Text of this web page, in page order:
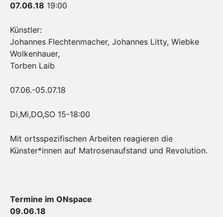
07.06.18 19:00
Künstler:
Johannes Flechtenmacher, Johannes Litty, Wiebke
Wolkenhauer,
Torben Laib
07.06.-05.07.18
Di,Mi,DO,SO 15-18:00
Mit ortsspezifischen Arbeiten reagieren die
Künster*innen auf Matrosenaufstand und Revolution.
Termine im ONspace
09.06.18